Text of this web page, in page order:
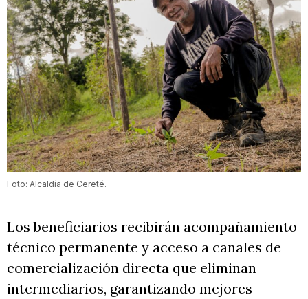
Foto: Alcaldía de Cereté.
Los beneficiarios recibirán acompañamiento
técnico permanente y acceso a canales de
comercialización directa que eliminan
intermediarios, garantizando mejores